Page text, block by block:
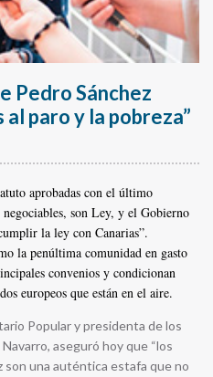
Pedro Sánchez
paro y la pobreza”
aprobadas con el último
son Ley, y el Gobierno
la ley con Canarias”.
la penúltima comunidad en gasto
convenios y condicionan
europeos que están en el aire.
Popular y presidenta de los
aseguró hoy que “los
una auténtica estafa que no